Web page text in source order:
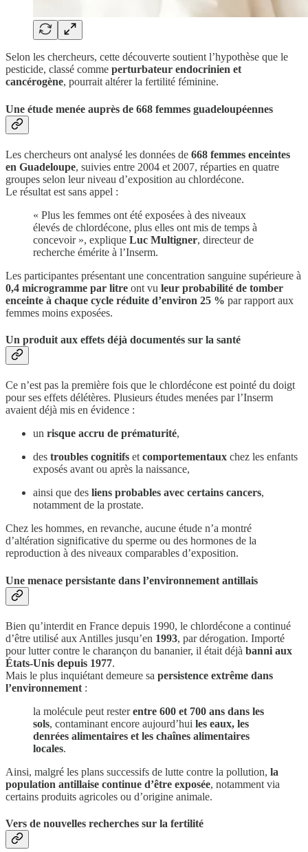
Selon les chercheurs, cette découverte soutient l’hypothèse que le
pesticide, classé comme perturbateur endocrinien et
cancérogène, pourrait altérer la fertilité féminine.
Une étude menée auprès de 668 femmes guadeloupéennes
Les chercheurs ont analysé les données de 668 femmes enceintes
en Guadeloupe, suivies entre 2004 et 2007, réparties en quatre
groupes selon leur niveau d’exposition au chlordécone.
Le résultat est sans appel :
« Plus les femmes ont été exposées à des niveaux
élevés de chlordécone, plus elles ont mis de temps à
concevoir », explique Luc Multigner, directeur de
recherche émérite à l’Inserm.
Les participantes présentant une concentration sanguine supérieure à
0,4 microgramme par litre ont vu leur probabilité de tomber
enceinte à chaque cycle réduite d’environ 25 % par rapport aux
femmes moins exposées.
Un produit aux effets déjà documentés sur la santé
Ce n’est pas la première fois que le chlordécone est pointé du doigt
pour ses effets délétères. Plusieurs études menées par l’Inserm
avaient déjà mis en évidence :
un risque accru de prématurité,
des troubles cognitifs etcomportementaux chez les enfants
exposés avant ou après la naissance,
ainsi que des liens probables avec certains cancers,
notamment de la prostate.
Chez les hommes, en revanche, aucune étude n’a montré
d’altération significative du sperme ou des hormones de la
reproduction à des niveaux comparables d’exposition.
Une menace persistante dans l’environnement antillais
Bien qu’interdit en France depuis 1990, le chlordécone a continué
d’être utilisé aux Antilles jusqu’en 1993, par dérogation. Importé
pour lutter contre le charançon du bananier, il était déjà banni aux
États-Unis depuis 1977.
Mais le plus inquiétant demeure sa persistence extrême dans
l’environnement :
la molécule peut resterentre 600 et 700 ans dans les
sols, contaminant encore aujourd’hui les eaux, les
denrées alimentaires et les chaînes alimentaires
locales.
Ainsi, malgré les plans successifs de lutte contre la pollution, la
population antillaise continue d’être exposée, notamment via
certains produits agricoles ou d’origine animale.
Vers de nouvelles recherches sur la fertilité